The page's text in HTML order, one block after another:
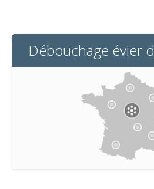
Débouchage évier